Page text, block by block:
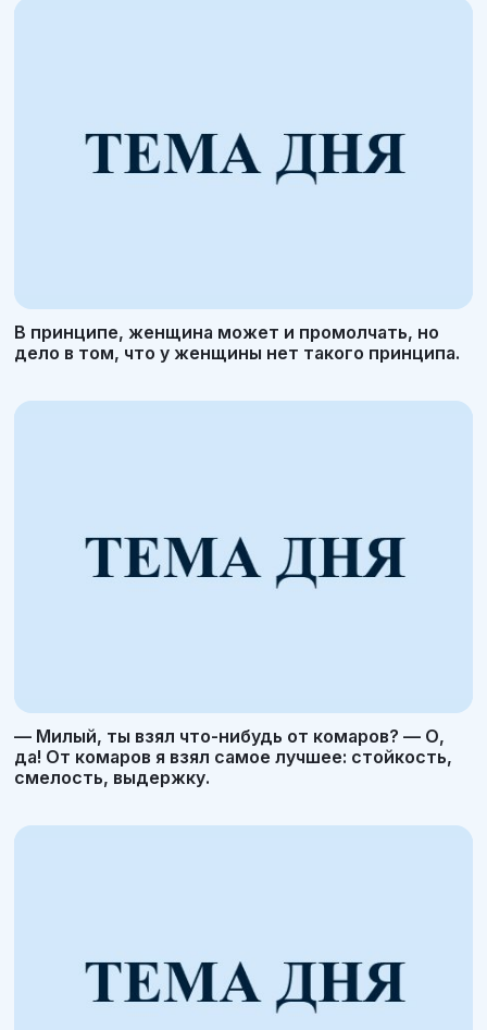
В принципе, женщина может и промолчать, но
дело в том, что у женщины нет такого принципа.
— Милый, ты взял что-нибудь от комаров? — О,
да! От комаров я взял самое лучшее: стойкость,
смелость, выдержку.